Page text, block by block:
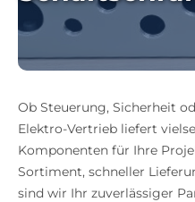
Ob Steuerung, Sicherheit
Elektro-Vertrieb liefert
Komponenten für Ihre
Sortiment, schneller
sind wir Ihr zuverlässiger